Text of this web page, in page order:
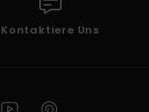
Kontaktiere Uns